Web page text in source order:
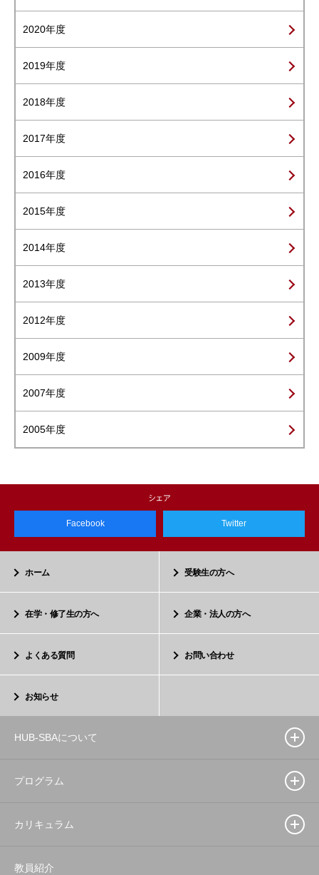
2020年度
2019年度
2018年度
2017年度
2016年度
2015年度
2014年度
2013年度
2012年度
2009年度
2007年度
2005年度
Facebook Twitter
ホーム 受験生の方へ
在学・修了生の方へ 企業・法人の方へ
よくある質問 お問い合わせ
お知らせ
HUB-SBAについて
プログラム
カリキュラム
教員紹介